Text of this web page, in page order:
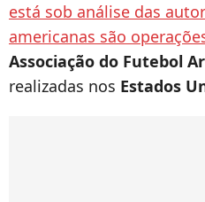
está sob análise das
americanas são
Associação do Futebol
realizadas nos Estados